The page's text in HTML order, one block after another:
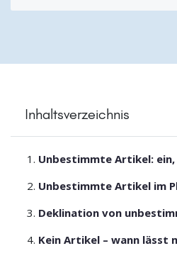
Inhaltsverzeichnis
Unbestimmte Artikel: ein,
Unbestimmte Artikel im
Deklination von
Kein Artikel – wann lässt